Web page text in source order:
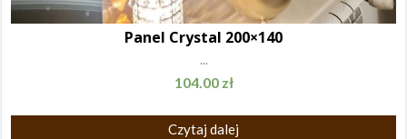
Panel Crystal 200×140
...
104.00 zł
Czytaj dalej